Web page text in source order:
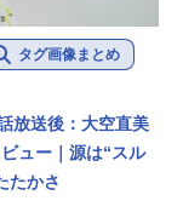
タグ画像まとめ
放送後：大空直美
ュー｜源は“スル
たかさ